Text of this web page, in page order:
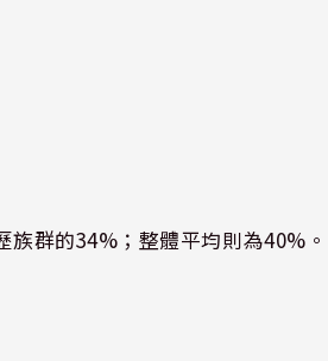
群的34%；整體平均則為40%。